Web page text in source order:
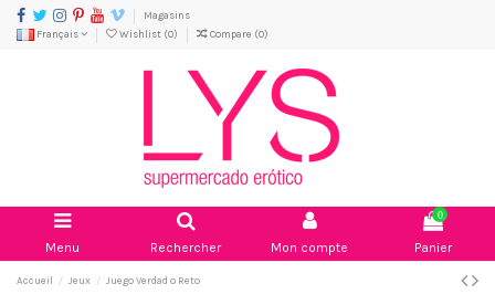
Magasins
Français
Wishlist (0) Compare (0)
Menu Rechercher Mon compte
0
Panier
Accueil Jeux Juego Verdad o Reto